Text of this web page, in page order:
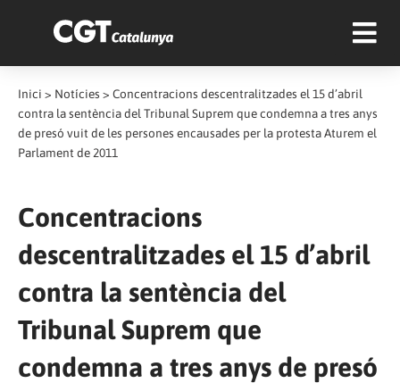
Inici > Notícies > Concentracions descentralitzades el 15 d’abril
contra la sentència del Tribunal Suprem que condemna a tres anys
de presó vuit de les persones encausades per la protesta Aturem el
Parlament de 2011
Concentracions
descentralitzades el 15 d’abril
contra la sentència del
Tribunal Suprem que
condemna a tres anys de presó